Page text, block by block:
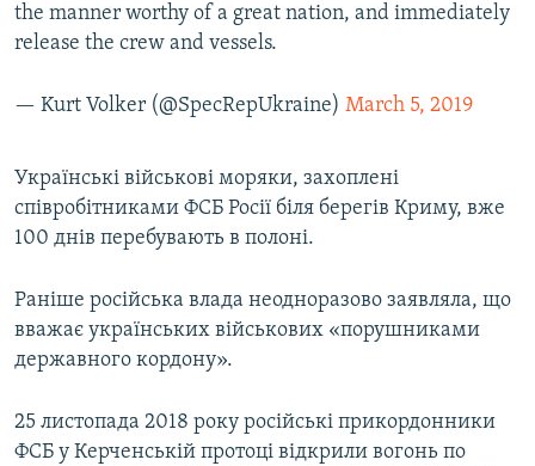
the manner worthy of a great nation, and immediately
release the crew and vessels.
— Kurt Volker (@SpecRepUkraine) March 5, 2019
Українські військові моряки, захоплені
співробітниками ФСБ Росії біля берегів Криму, вже
100 днів перебувають в полоні.
Раніше російська влада неодноразово заявляла, що
вважає українських військових «порушниками
державного кордону».
25 листопада 2018 року російські прикордонники
ФСБ у Керченській протоці відкрили вогонь по